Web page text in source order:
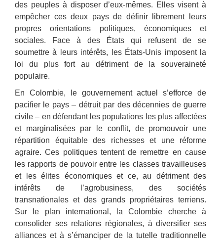
des peuples à disposer d’eux-mêmes. Elles visent à
empêcher ces deux pays de définir librement leurs
propres orientations politiques, économiques et
sociales. Face à des États qui refusent de se
soumettre à leurs intérêts, les États-Unis imposent la
loi du plus fort au détriment de la souveraineté
populaire.
En Colombie, le gouvernement actuel s’efforce de
pacifier le pays ‒ détruit par des décennies de guerre
civile ‒ en défendant les populations les plus affectées
et marginalisées par le conflit, de promouvoir une
répartition équitable des richesses et une réforme
agraire. Ces politiques tentent de remettre en cause
les rapports de pouvoir entre les classes travailleuses
et les élites économiques et ce, au détriment des
intérêts de l’agrobusiness, des sociétés
transnationales et des grands propriétaires terriens.
Sur le plan international, la Colombie cherche à
consolider ses relations régionales, à diversifier ses
alliances et à s’émanciper de la tutelle traditionnelle